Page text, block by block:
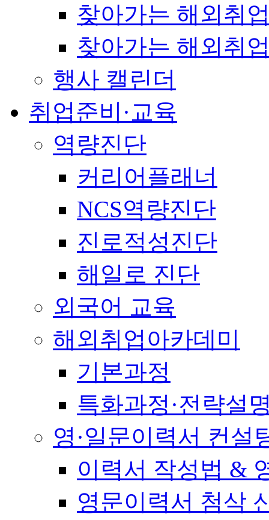
찾아가는 해외취
찾아가는 해외취
행사 캘린더
취업준비·교육
역량진단
커리어플래너
NCS역량진단
진로적성진단
해일로 진단
외국어 교육
해외취업아카데미
기본과정
특화과정·전략설
영·일문이력서 컨설
이력서 작성법 &
영문이력서 첨삭